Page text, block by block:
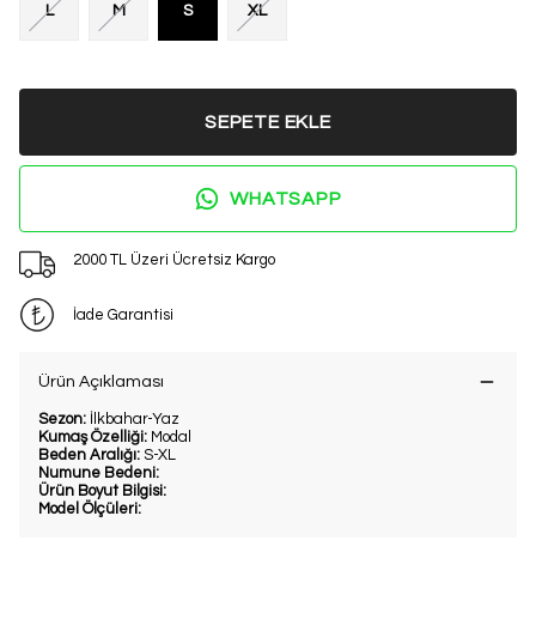
L M S XL
SEPETE EKLE
WHATSAPP
2000 TL Üzeri Ücretsiz Kargo
İade Garantisi
Ürün Açıklaması
Sezon: İlkbahar-Yaz
Kumaş Özelliği: Modal
Beden Aralığı: S-XL
Numune Bedeni:
Ürün Boyut Bilgisi:
Model Ölçüleri: